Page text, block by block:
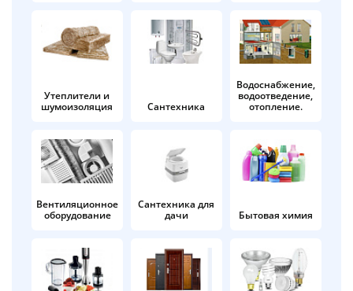
Утеплители и
шумоизоляция
Сантехника
Водоснабжение,
водоотведение,
отопление.
Вентиляционное
оборудование
Сантехника для
дачи
Бытовая химия
Получайте товар
выбранный способом
Оставшиеся
% будут
по25%каждые 2 недели
Подробнее
об оплате Плайтом